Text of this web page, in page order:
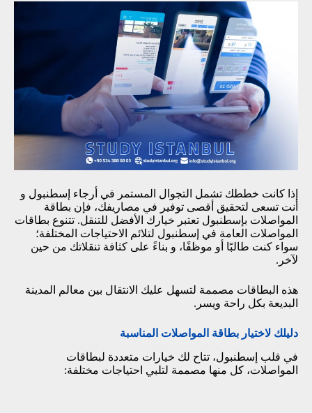
إذا كانت خططك تشمل التجوال المستمر في أرجاء إسطنبول و
أنت تسعى لتحقيق أقصى توفير في مصاريفك، فإن بطاقة
المواصلات بإسطنبول تعتبر خيارك الأفضل للتنقل. تتنوع بطاقات
المواصلات العامة في إسطنبول لتلائم الاحتياجات المختلفة؛
سواء كنت طالبًا أو موظفًا، و بناءً على كثافة تنقلاتك من حين
لآخر.
هذه البطاقات مصممة لتسهل عليك الانتقال بين معالم المدينة
البديعة بكل راحة ويسر.
دليلك لاختيار بطاقة المواصلات المناسبة
في قلب إسطنبول، تتاح لك خيارات متعددة لبطاقات
المواصلات، كل منها مصممة لتلبي احتياجات مختلفة: